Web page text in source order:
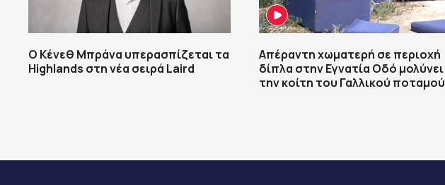
Ο Κένεθ Μπράνα υπερασπίζεται τα
Highlands στη νέα σειρά Laird
Απέραντη χωματερή σε περιοχή
δίπλα στην Εγνατία Οδό μολύνει
την κοίτη του Γαλλικού ποταμού